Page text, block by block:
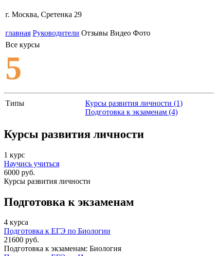
г. Москва, Сретенка 29
главная Руководители Отзывы Видео Фото
Все курсы
5
Типы
Курсы развития личности (1)
Подготовка к экзаменам (4)
Курсы развития личности
1 курс
Научись учиться
6000 руб.
Курсы развития личности
Подготовка к экзаменам
4 курса
Подготовка к ЕГЭ по Биологии
21600 руб.
Подготовка к экзаменам: Биология